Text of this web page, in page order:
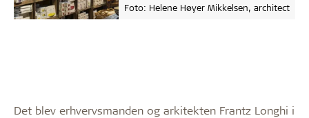
Foto: Helene Høyer Mikkelsen, architect
Det blev erhvervsmanden og arkitekten Frantz Longhi i